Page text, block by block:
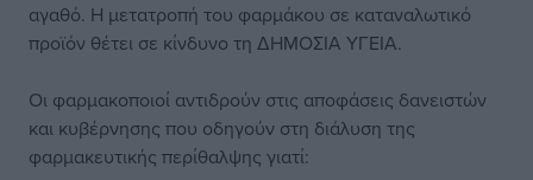
αγαθό. Η μετατροπή του φαρμάκου σε καταναλωτικό
προϊόν θέτει σε κίνδυνο τη ΔΗΜΟΣΙΑ ΥΓΕΙΑ.
Οι φαρμακοποιοί αντιδρούν στις αποφάσεις δανειστών
και κυβέρνησης που οδηγούν στη διάλυση της
φαρμακευτικής περίθαλψης γιατί: